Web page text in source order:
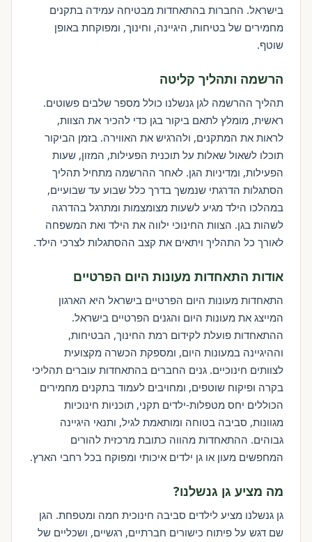
בישראל. החברות בהתאחדות מבטיחה עמידה בתקנים
מחמירים של בטיחות, היגיינה, וחינוך, ומפוקחת באופן
שוטף.
הרשמה ותהליך קליטה
תהליך ההרשמה לגן גנשלנו כולל מספר שלבים פשוטים.
ראשית, מומלץ לתאם ביקור בגן כדי להכיר את הצוות,
לראות את המתקנים, ולהרגיש את האווירה. בזמן הביקור
תוכלו לשאול שאלות על תוכנית הפעילות, המזון, שעות
הפעילות, ומדיניות הגן. לאחר ההרשמה מתחיל תהליך
הסתגלות הדרגתי שנמשך בדרך כלל שבוע עד שבועיים,
במהלכו הילד מגיע לשעות מצומצמות ומתרגל בהדרגה
לשהות בגן. הצוות החינוכי ילווה את הילד ואת המשפחה
לאורך כל התהליך ויתאים את קצב ההסתגלות לצרכי הילד.
אודות התאחדות מעונות היום הפרטיים
התאחדות מעונות היום הפרטיים בישראל היא הארגון
המייצג את מעונות היום והגנים הפרטיים בישראל.
ההתאחדות פועלת לקידום רמת החינוך, הבטיחות,
וההיגיינה במעונות היום, ומספקת הכשרה מקצועית
לצוותים חינוכיים. גנים החברים בהתאחדות עוברים תהליכי
בקרה ופיקוח שוטפים, ומחויבים לעמוד בתקנים מחמירים
הכוללים יחס מטפלות-ילדים תקני, תוכניות חינוכיות
מגוונות, סביבה בטוחה ומותאמת לגיל, ותנאי היגיינה
גבוהים. ההתאחדות מהווה כתובת מרכזית להורים
המחפשים מעון או גן ילדים איכותי ומפוקח בכל רחבי הארץ.
מה מציע גן גנשלנו?
גן גנשלנו מציע לילדים סביבה חינוכית חמה ומטפחת. הגן
שם דגש על פיתוח כישורים חברתיים, רגשיים, ושכליים של